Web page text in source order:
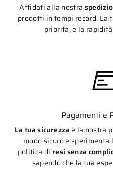
Affidati alla nostra
prodotti in tempi record. La
priorità, e la
Pagamenti e
La tua sicurezza è la nostra
modo sicuro e
politica di resi senza
sapendo che la tua